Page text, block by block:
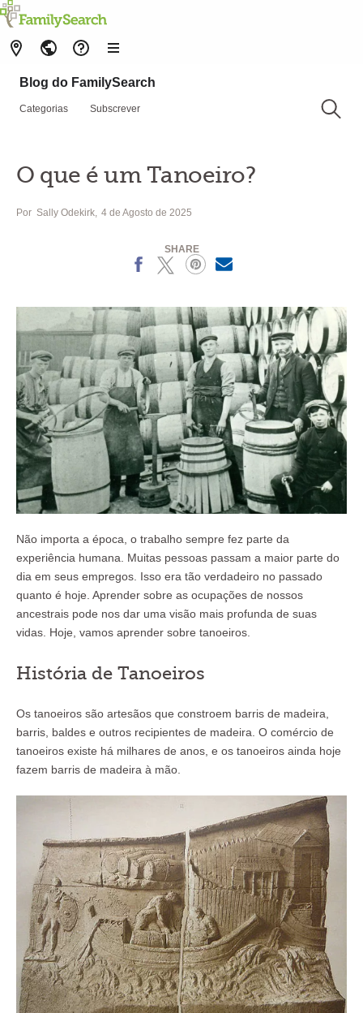
Blog do FamilySearch
Categorias Subscrever
O que é um Tanoeiro?
Por Sally Odekirk 4 de Agosto de 2025
SHARE
X
Não importa a época, o trabalho sempre fez parte da
experiência humana. Muitas pessoas passam a maior parte do
dia em seus empregos. Isso era tão verdadeiro no passado
quanto é hoje. Aprender sobre as ocupações de nossos
ancestrais pode nos dar uma visão mais profunda de suas
vidas. Hoje, vamos aprender sobre tanoeiros.
História de Tanoeiros
Os tanoeiros são artesãos que constroem barris de madeira,
barris, baldes e outros recipientes de madeira. O comércio de
tanoeiros existe há milhares de anos, e os tanoeiros ainda hoje
fazem barris de madeira à mão.